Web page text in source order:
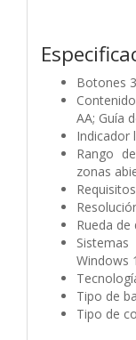
Botones 3
AA; Guía
Indicador
Rango
zonas
Rueda
Windows
Tipo de
Tipo de